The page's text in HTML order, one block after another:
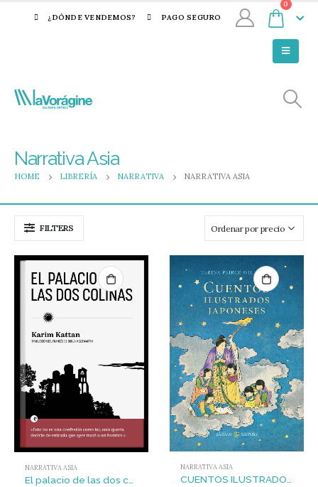
¿DÓNDE VENDEMOS? PAGO SEGURO
0
Narrativa Asia
HOME LIBRERÍA NARRATIVA NARRATIVA ASIA
FILTERS
NARRATIVA ASIA
El palacio de las dos colinas
NARRATIVA ASIA